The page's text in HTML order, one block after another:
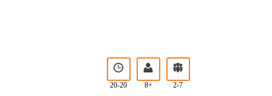
20-20 8+ 2-7